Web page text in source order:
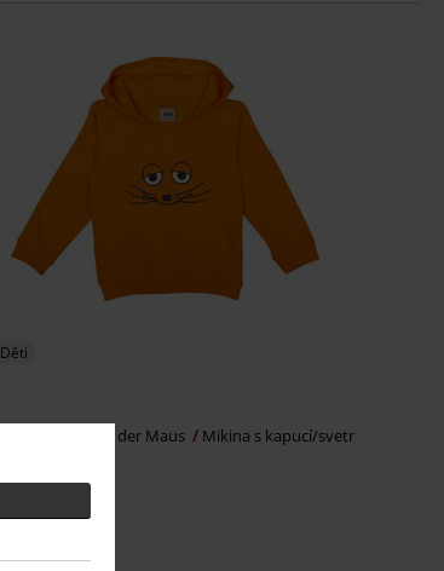
Děti
Die Sendung mit der Maus Mikina s kapucí/svetr